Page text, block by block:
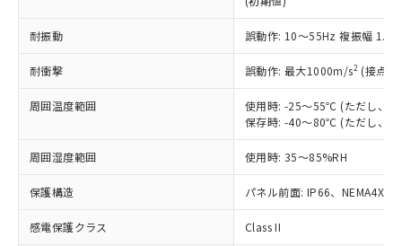
耐振動 誤動作: 10～55Hz 複振幅
耐衝撃 誤動作: 最大1000m/s2 (接点
周囲温度範囲
使用時: -25～55℃ (ただし、氷
保存時: -40～80℃ (ただし、氷
周囲湿度範囲 使用時: 35～85%RH
保護構造 パネル前面: IP66、NEMA4X,
感電保護クラス Class II
正式な納期状況および標準価格はお客
様のお取引先、またはお客様担当のオ
オムロン制御機器販売店や当社販売拠
販売ネットワーク
」をご確認
在庫状況および標準価格結果を当社の
事前の承諾なく第三者に漏洩または開
示しないようお願いします。
マイパーツ機能（部品リスト作成サー
ビス）をご利用いただくには、I-Web
(PBDE) 1000ppm以下、フタル酸ビス(2-エチルヘキシ
ル) (DEHP)(別名：DOP) 1000ppm以下、フタル酸ブチ
ルベンジル（BBP） 1000ppm以下、フタル酸ジブチル
（DBP） 1000ppm以下、フタル酸ジイソブチル
但し、RoHS指令で産業用監視および制御機器に対する
フタル酸エステル類の４物質については閾値を超える意
図的な使用がないことを確認しています。
※2 対応予定月
部品在庫の切り替え状況などにより、予定
月が前後することがあります。
ニル類) : 1000ppm、 PBDEs(ポリ臭化ジフェニルエーテ
DBP(フタル酸ジブチル) : 1000ppm、 DIBP(フタル酸ジ
DEHP(フタル酸ビス(2-エチルヘキシル)) : 1000ppm
「ｅ」：有害物質（10物質）のすべてが基
準値以下であることを示します。
「10」：通常の使用状況下において有害物
質が外部に漏えいし、環境に深刻な影響を
及ぼさない年数を意味します。
当社は規制貨物を破棄する場合は、完
全に破砕するなど、違法に輸出されな
いよう必要な手段を講じます。
当社は貴社製品を、核兵器、ミサイ
ル、化学兵器、生物兵器またはその他
武器並びにこれらの製造装置等に一切
当社は、貴社製品を第三者に販売する
場合は、上記1、2および3の内容を当
該第三者に通知します。また当社は、
販売先および販売に係わる関係者が違
法に輸出するおそれがある場合は、取
一定数以上の在庫あり
一定数には満たないが在庫あり
いては、お客様のお取引先、ま
たはお客様担当のオムロン制御
機器販売店・当社販売員にご確
白
受注生産機種、また在庫状況の
情報を公開していない機種